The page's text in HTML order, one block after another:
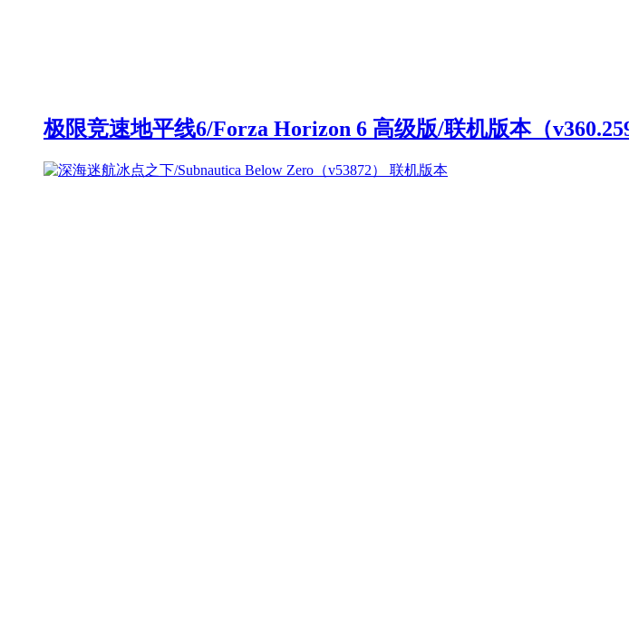
极限竞速地平线6/Forza Horizon 6 高级版/联机版本（v360.259